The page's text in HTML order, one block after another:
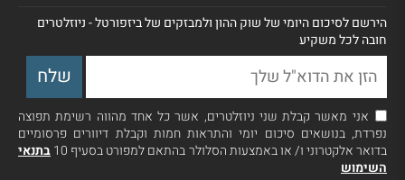
הירשם לסיכום היומי של שוק ההון ולמבזקים של ביזפורטל - ניוזלטרים
חובה לכל משקיע
אני מאשר קבלת שני ניוזלטרים, אשר כל אחד מהווה רשימת תפוצה
נפרדת, בנושאים סיכום יומי והתראות חמות וקבלת דיוורים פרסומיים
בדואר אלקטרוני ו/ או באמצעות הסלולר בהתאם למפורט בסעיף 10
בתנאי
השימוש